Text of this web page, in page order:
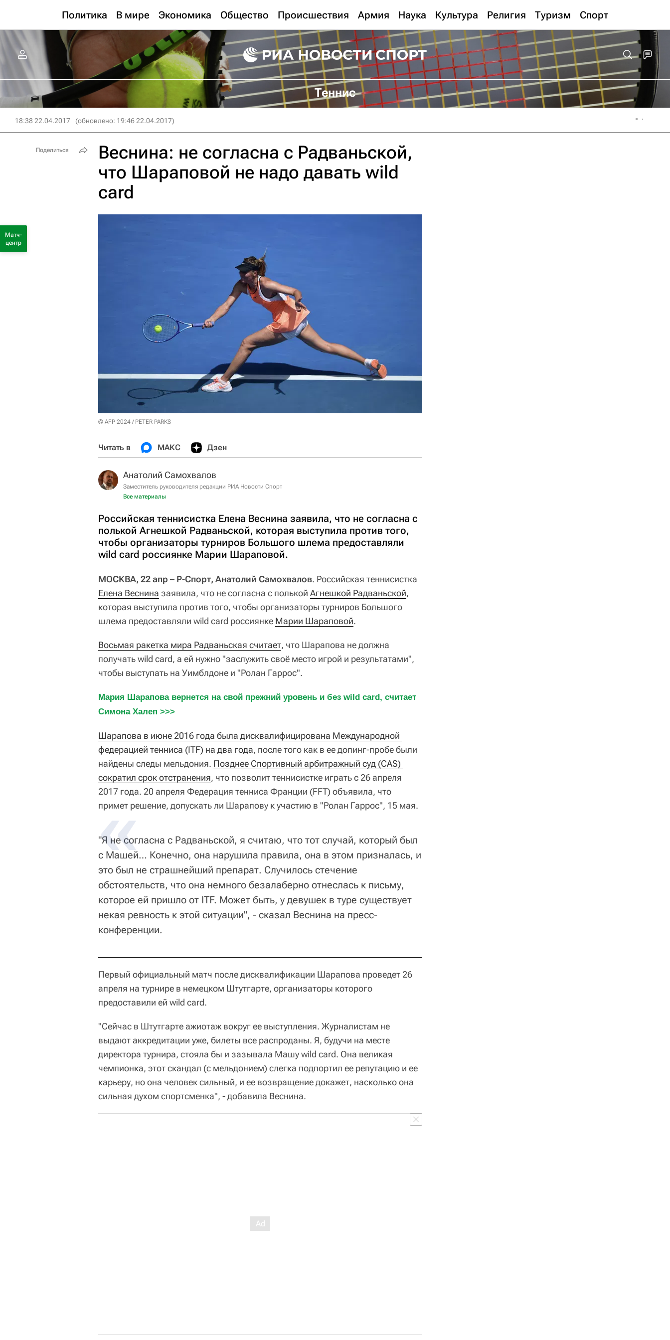
Политика В мире Экономика Общество Происшествия Армия Наука Культура Религия Туризм Спорт
Теннис
18:38 22.04.2017 (обновлено: 19:46 22.04.2017)
Веснина: не согласна с Радваньской,
что Шараповой не надо давать wild
card
© AFP 2024 / PETER PARKS
Читать в МАКС Дзен
Анатолий Самохвалов
Заместитель руководителя редакции РИА Новости Спорт
Все материалы
Российская теннисистка Елена Веснина заявила, что не согласна с
полькой Агнешкой Радваньской, которая выступила против того,
чтобы организаторы турниров Большого шлема предоставляли
wild card россиянке Марии Шараповой.
МОСКВА, 22 апр – Р-Спорт, Анатолий Самохвалов. Российская теннисистка
Елена Веснина заявила, что не согласна с полькой Агнешкой Радваньской,
которая выступила против того, чтобы организаторы турниров Большого
шлема предоставляли wild card россиянке Марии Шараповой.
Восьмая ракетка мира Радваньская считает, что Шарапова не должна
получать wild card, а ей нужно "заслужить своё место игрой и результатами",
чтобы выступать на Уимблдоне и "Ролан Гаррос".
Мария Шарапова вернется на свой прежний уровень и без wild card, считает
Симона Халеп >>>
Шарапова в июне 2016 года была дисквалифицирована Международной
федерацией тенниса (ITF) на два года, после того как в ее допинг-пробе были
найдены следы мельдония. Позднее Спортивный арбитражный суд (CAS)
сократил срок отстранения, что позволит теннисистке играть с 26 апреля
2017 года. 20 апреля Федерация тенниса Франции (FFT) объявила, что
примет решение, допускать ли Шарапову к участию в "Ролан Гаррос", 15 мая.
"Я не согласна с Радваньской, я считаю, что тот случай, который был
с Машей… Конечно, она нарушила правила, она в этом призналась, и
это был не страшнейший препарат. Случилось стечение
обстоятельств, что она немного безалаберно отнеслась к письму,
которое ей пришло от ITF. Может быть, у девушек в туре существует
некая ревность к этой ситуации", - сказал Веснина на пресс-
конференции.
Первый официальный матч после дисквалификации Шарапова проведет 26
апреля на турнире в немецком Штутгарте, организаторы которого
предоставили ей wild card.
"Сейчас в Штутгарте ажиотаж вокруг ее выступления. Журналистам не
выдают аккредитации уже, билеты все распроданы. Я, будучи на месте
директора турнира, стояла бы и зазывала Машу wild card. Она великая
чемпионка, этот скандал (с мельдонием) слегка подпортил ее репутацию и ее
карьеру, но она человек сильный, и ее возвращение докажет, насколько она
сильная духом спортсменка", - добавила Веснина.
Поделиться
Матч-
центр